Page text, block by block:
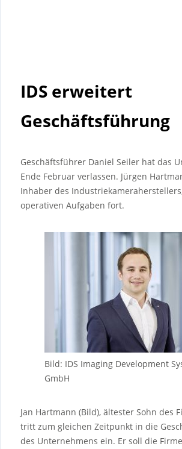
IDS erweitert
Geschäftsführung
Geschäftsführer Daniel Seiler hat das
Ende Februar verlassen. Jürgen
Inhaber des
operativen Aufgaben fort.
Bild: IDS Imaging Development
GmbH
Jan Hartmann (Bild), ältester Sohn des
tritt zum gleichen Zeitpunkt in die
des Unternehmens ein. Er soll die